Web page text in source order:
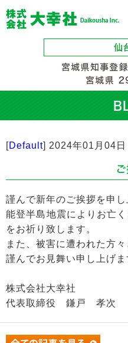
[Default] 2024年01月04日
謹んで新年のご挨拶を申し
能登半島地震によりお亡
をお祈り致します。
また、被害に遭われた方
謹んでお見舞い申し上げま
株式会社大幸社
代表取締役 鎌戸 孝次